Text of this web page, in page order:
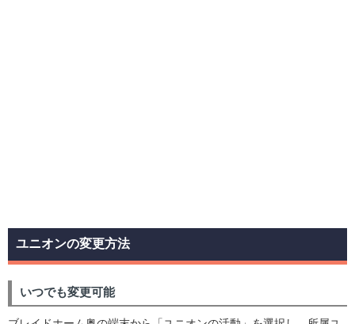
ユニオンの変更方法
いつでも変更可能